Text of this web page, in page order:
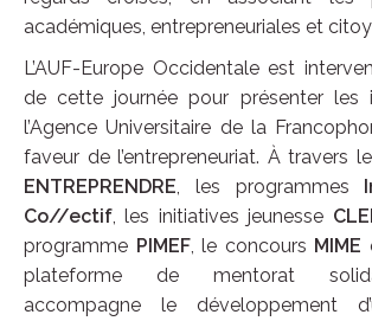
académiques, entrepreneuriales et
L’AUF-Europe Occidentale est
de cette journée pour présenter les
l’Agence Universitaire de la
faveur de l’entrepreneuriat. À travers
ENTREPRENDRE, les programmes
Co//ectif, les initiatives jeunesse
programme PIMEF, le concours MIME
plateforme de mentorat
accompagne le développement